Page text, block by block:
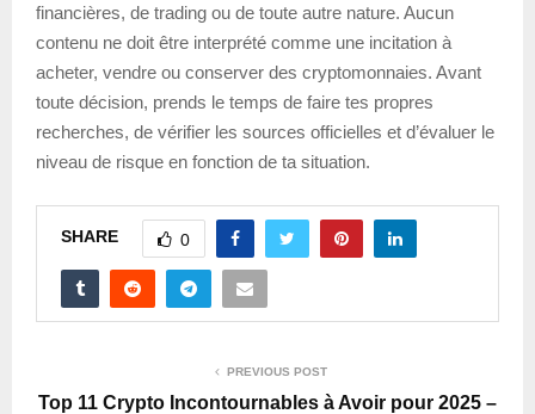
financières, de trading ou de toute autre nature. Aucun
contenu ne doit être interprété comme une incitation à
acheter, vendre ou conserver des cryptomonnaies. Avant
toute décision, prends le temps de faire tes propres
recherches, de vérifier les sources officielles et d’évaluer le
niveau de risque en fonction de ta situation.
SHARE 0
PREVIOUS POST
Top 11 Crypto Incontournables à Avoir pour 2025 –